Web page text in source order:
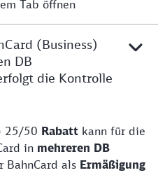
Tab öffnen
(Business)
DB
die Kontrolle
25/50 Rabatt kann für die
in mehreren DB
BahnCard als Ermäßigung